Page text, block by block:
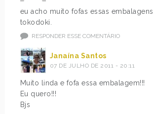
eu acho muito fofas essas embalagens
tokodoki.
RESPONDER ESSE COMENTÁRIO
Janaína Santos
07 DE JULHO DE 2011 - 20:11
Muito linda e fofa essa embalagem!!!
Eu quero!!!
Bjs